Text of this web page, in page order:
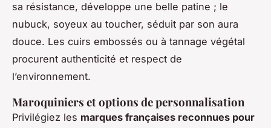
sa résistance, développe une belle patine ; le
nubuck, soyeux au toucher, séduit par son aura
douce. Les cuirs embossés ou à tannage végétal
procurent authenticité et respect de
l’environnement.
Maroquiniers et options de personnalisation
Privilégiez les marques françaises reconnues pour